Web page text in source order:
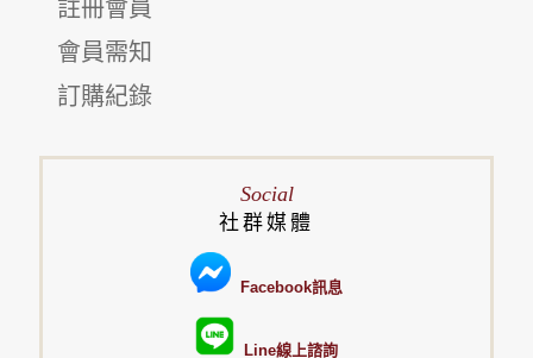
註冊會員
會員需知
訂購紀錄
Social
社群媒體
Facebook訊息
Line線上諮詢